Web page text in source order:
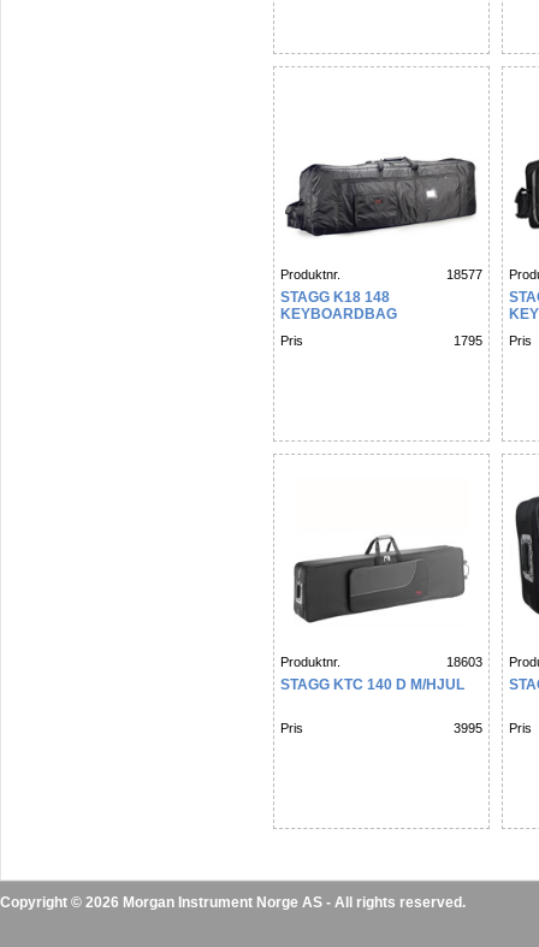
Produktnr. 18577
STAGG K18 148
KEYBOARDBAG
Pris 1795 Pris
Produktnr. 18603
STAGG KTC 140 D M/HJUL
Pris 3995 Pris
Copyright © 2026 Morgan Instrument Norge AS - All rights reserved.